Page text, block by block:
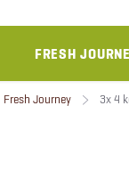
FRESH
Fresh Journey 3x 4